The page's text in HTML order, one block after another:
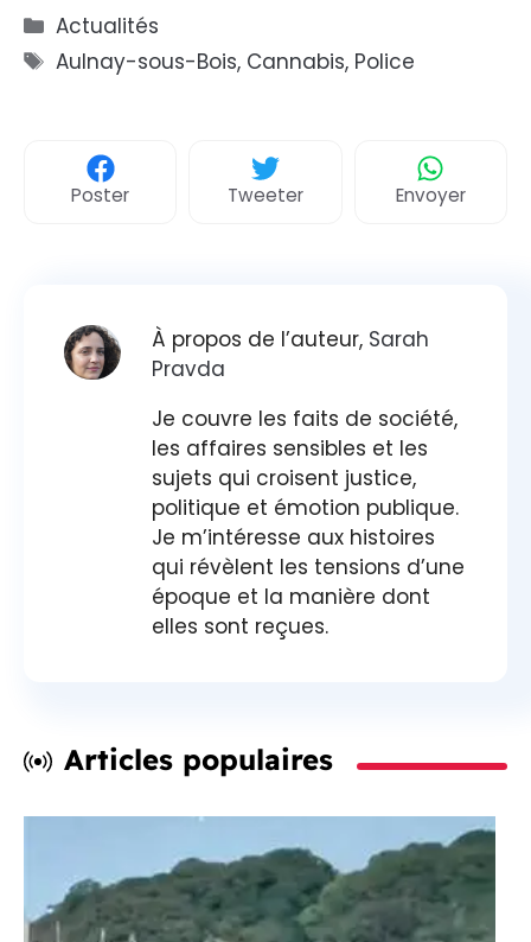
Catégories
Actualités
Étiquettes
Aulnay-sous-Bois, Cannabis, Police
Poster Tweeter Envoyer
À propos de l’auteur, Sarah
Pravda
Je couvre les faits de société,
les affaires sensibles et les
sujets qui croisent justice,
politique et émotion publique.
Je m’intéresse aux histoires
qui révèlent les tensions d’une
époque et la manière dont
elles sont reçues.
Articles populaires